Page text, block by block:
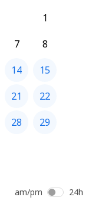
1
7
8
14
15
21
22
28
29
am/pm 24h